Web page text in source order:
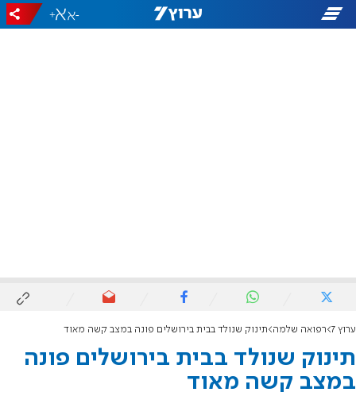
-
+
ערוץ 7 רפואה שלמה תינוק שנולד בבית בירושלים פונה במצב קשה מאוד
תינוק שנולד בבית בירושלים פונה
במצב קשה מאוד